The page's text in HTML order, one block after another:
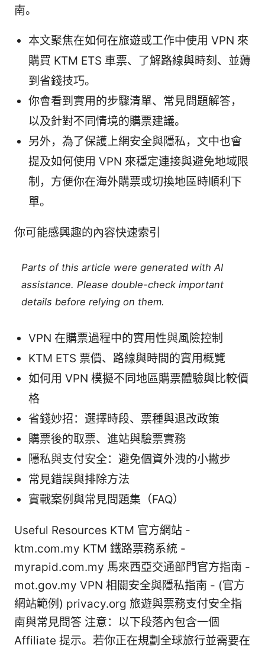
南。
本文聚焦在如何在旅遊或工作中使用 VPN 來
購買 KTM ETS 車票、了解路線與時刻、並薅
到省錢技巧。
你會看到實用的步驟清單、常見問題解答，
以及針對不同情境的購票建議。
另外，為了保護上網安全與隱私，文中也會
提及如何使用 VPN 來穩定連接與避免地域限
制，方便你在海外購票或切換地區時順利下
單。
你可能感興趣的內容快速索引
Parts of this article were generated with AI
assistance. Please double-check important
details before relying on them.
VPN 在購票過程中的實用性與風險控制
KTM ETS 票價、路線與時間的實用概覽
如何用 VPN 模擬不同地區購票體驗與比較價
格
省錢妙招：選擇時段、票種與退改政策
購票後的取票、進站與驗票實務
隱私與支付安全：避免個資外洩的小撇步
常見錯誤與排除方法
實戰案例與常見問題集（FAQ）
Useful Resources KTM 官方網站 -
ktm.com.my KTM 鐵路票務系統 -
myrapid.com.my 馬來西亞交通部門官方指南 -
mot.gov.my VPN 相關安全與隱私指南 - (官方
網站範例) privacy.org 旅遊與票務支付安全指
南與常見問答 注意：以下段落內包含一個
Affiliate 提示。若你正在規劃全球旅行並需要在